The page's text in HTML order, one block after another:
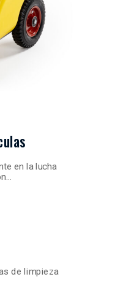
en la lucha
de limpieza